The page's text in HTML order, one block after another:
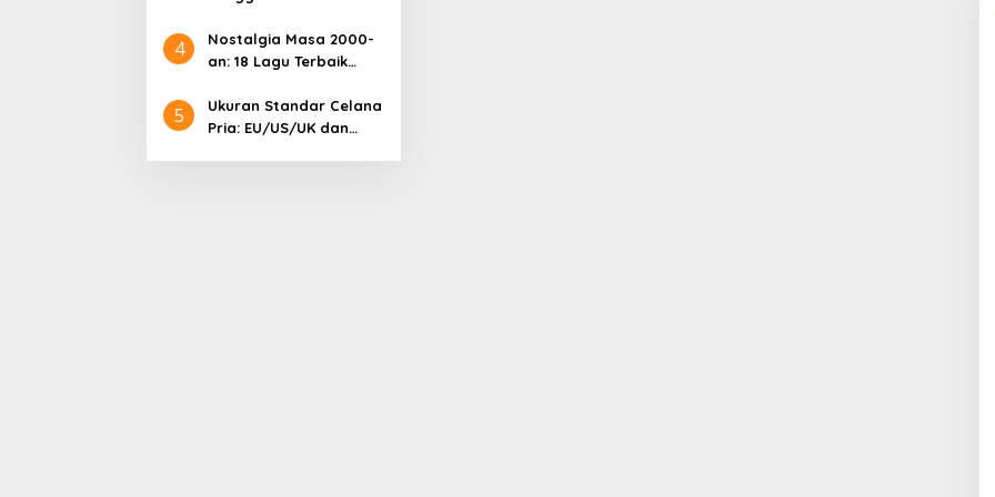
Lengkap dan Informasi
Terkini
4
Nostalgia Masa 2000-
an: 18 Lagu Terbaik
Menggetarkan Hati
5
Ukuran Standar Celana
Pria: EU/US/UK dan